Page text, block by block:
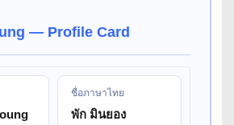
— Profile Card
ชื่อภาษาไทย
พัก มินยอง